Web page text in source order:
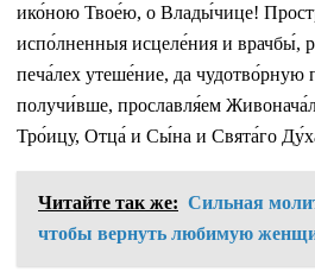
ико́ною Твое́ю, о Влады́чице!
испо́лненныя исцеле́ния и врачбы́,
печа́лех утеше́ние, да чудотво́рную
получи́вше, прославля́ем
Тро́ицу, Отца́ и Сы́на и Свята́го
Читайте так же: Сильная
чтобы вернуть любимую